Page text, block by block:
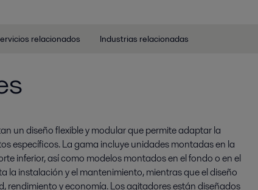
relacionados Industrias relacionadas
un diseño flexible y modular que permite adaptar la
específicos. La gama incluye unidades montadas en la
inferior, así como modelos montados en el fondo o en el
la instalación y el mantenimiento, mientras que el diseño
rendimiento y economía. Los agitadores están diseñados